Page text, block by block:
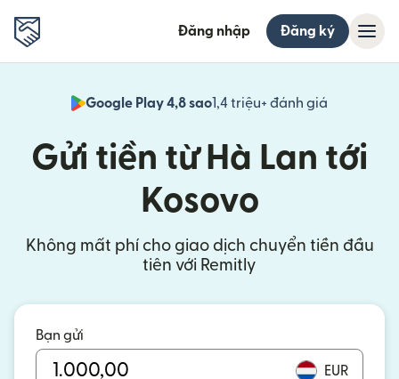
Đăng nhập Đăng ký
Google Play 4,8 sao1,4 triệu+ đánh giá
Gửi tiền từ Hà Lan tới
Kosovo
Không mất phí cho giao dịch chuyển tiền đầu
tiên với Remitly
Bạn gửi
EUR